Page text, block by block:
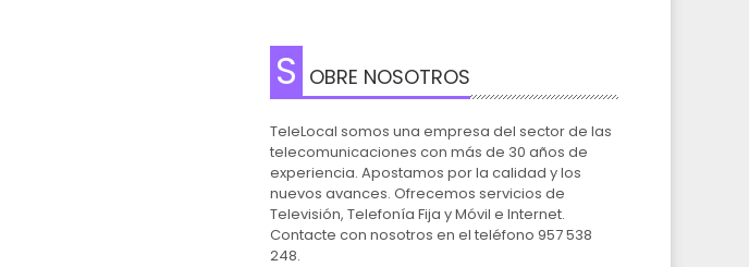
S OBRE NOSOTROS
TeleLocal somos una empresa del sector de las
telecomunicaciones con más de 30 años de
experiencia. Apostamos por la calidad y los
nuevos avances. Ofrecemos servicios de
Televisión, Telefonía Fija y Móvil e Internet.
Contacte con nosotros en el teléfono 957 538
248.